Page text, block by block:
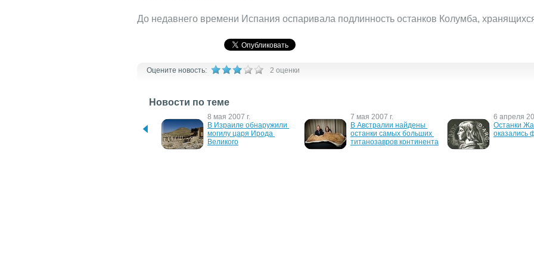
До недавнего времени Испания оспаривала подлинность останков Колумба,
Оцените новость: 2 оценки
Новости по теме
8 мая 2007 г.
В Израиле обнаружили
могилу царя Ирода
Великого
7 мая 2007 г.
В Австралии найдены
останки самых больших
титанозавров континента
6 апреля
Останки
оказались